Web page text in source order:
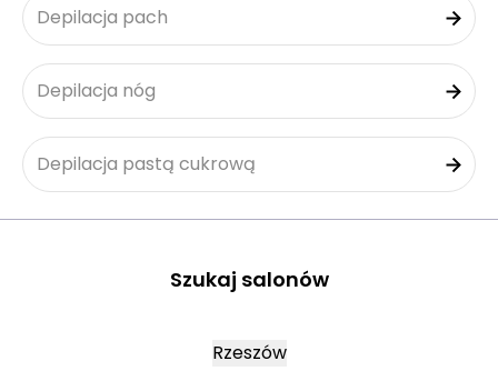
Depilacja pach
Depilacja nóg
Depilacja pastą cukrową
Szukaj salonów
Rzeszów